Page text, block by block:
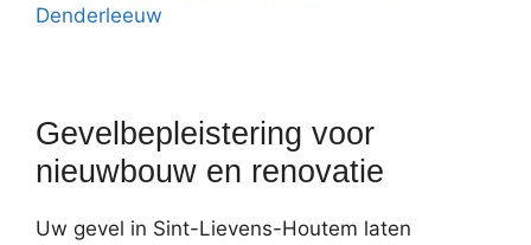
Denderleeuw
Gevelbepleistering voor
nieuwbouw en renovatie
Uw gevel in Sint-Lievens-Houtem laten